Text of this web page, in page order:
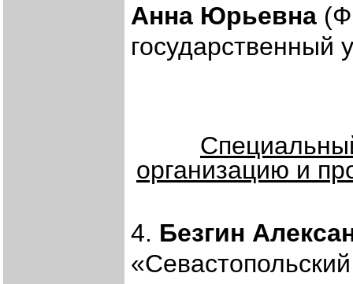
Анна Юрьевна
государственный
организацию и
4. Безгин